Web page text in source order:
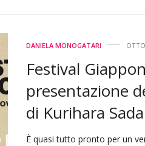
DANIELA MONOGATARI
Festival
presentazione
di Kurihara
È quasi tutto pronto per un